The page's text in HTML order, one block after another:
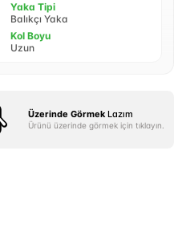
Yaka Tipi
Balıkçı Yaka
Kol Boyu
Uzun
Üzerinde Görmek Lazım
Ürünü üzerinde görmek için tıklayın.